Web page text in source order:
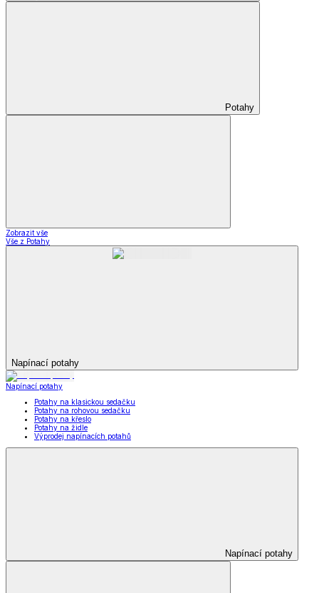
Potahy
Zobrazit vše
Vše z Potahy
Napínací potahy
Napínací potahy
Potahy na klasickou sedačku
Potahy na rohovou sedačku
Potahy na křeslo
Potahy na židle
Výprodej napínacích potahů
Napínací potahy